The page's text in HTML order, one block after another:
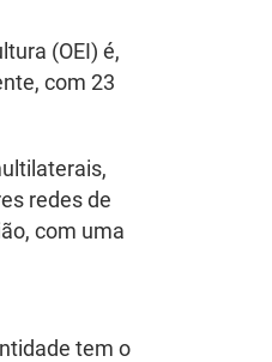
(OEI) é,
com 23
redes de
com uma
tem o